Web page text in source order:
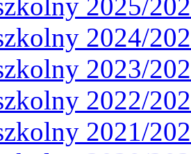
2025/
2024/
2023/
2022/
2021/